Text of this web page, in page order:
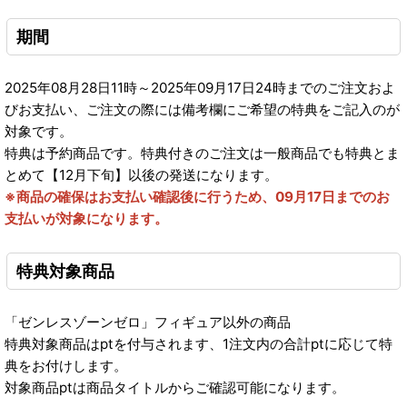
期間
2025年08月28日11時～2025年09月17日24時までのご注文およ
びお支払い、ご注文の際には備考欄にご希望の特典をご記入のが
対象です。
特典は予約商品です。特典付きのご注文は一般商品でも特典とま
とめて【12月下旬】以後の発送になります。
※商品の確保はお支払い確認後に行うため、09月17日までのお
支払いが対象になります。
特典対象商品
「ゼンレスゾーンゼロ」フィギュア以外の商品
特典対象商品はptを付与されます、1注文内の合計ptに応じて特
典をお付けします。
対象商品ptは商品タイトルからご確認可能になります。